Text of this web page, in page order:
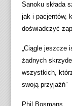
Sanoku składa
jak i pacjentów,
doświadczyć
„Ciągle jeszcze
żadnych
wszystkich,
swoją przyjaźń”
Phil Bosmans